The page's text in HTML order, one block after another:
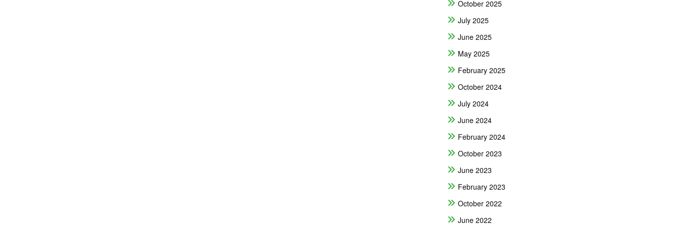
October 2025
July 2025
June 2025
May 2025
February 2025
October 2024
July 2024
June 2024
February 2024
October 2023
June 2023
February 2023
October 2022
June 2022